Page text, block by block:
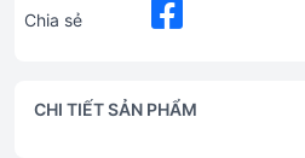
Chia sẻ
CHI TIẾT SẢN PHẨM